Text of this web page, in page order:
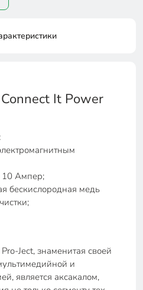
It Power
10 Ампер;
бескислородная медь
Ject, знаменитая своей
и
является аксакалом,